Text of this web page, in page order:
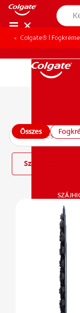
Colgate® |
Összes
Szűrő